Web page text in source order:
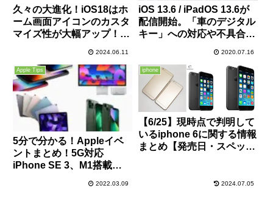
久々の大進化！iOS18はホ
ーム画面アイコンのカスタ
マイズ性が大幅アップ！コ
プデート！パスワードアプ
リにも超期待！
2024.06.11
iOS 13.6 / iPadOS 13.6が
配信開始。「車のデジタル
キー」への対応や不具合修
ードの切り替えが直って嬉
しい。
2020.07.16
Apple Tips
5分で分かる！Appleイベ
ントまとめ！5G対応
iPhone SE 3、M1搭載
MacStudio、27インチ5K
2022.03.09
iphone
【6/25】現時点で判明して
いるiphone 6に関する情報
まとめ【発売日・スペック
2024.07.05